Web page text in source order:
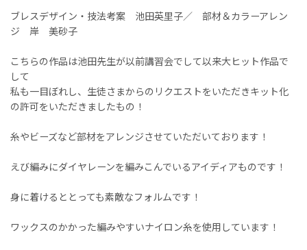
ブレスデザイン・技法考案 池田英里子／ 部材＆カラーアレン
ジ 岸 美砂子
こちらの作品は池田先生が以前講習会でして以来大ヒット作品で
して
私も一目ぼれし、生徒さまからのリクエストをいただきキット化
の許可をいただきましたもの！
糸やビーズなど部材をアレンジさせていただいております！
えび編みにダイヤレーンを編みこんでいるアイディアものです！
身に着けるととっても素敵なフォルムです！
ワックスのかかった編みやすいナイロン糸を使用しています！